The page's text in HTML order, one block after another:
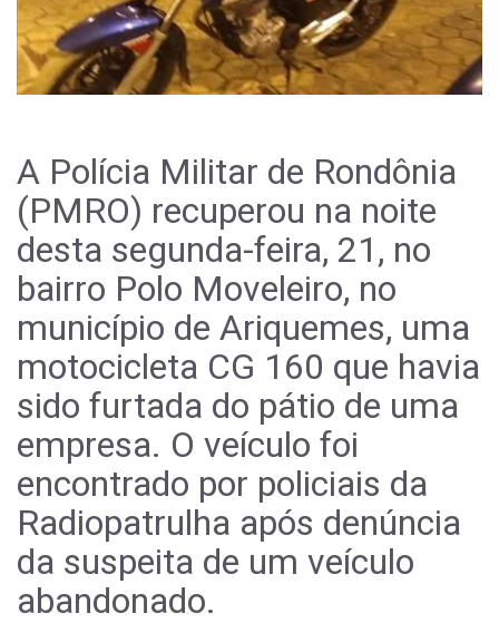
A Polícia Militar de Rondônia
(PMRO) recuperou na noite
desta segunda-feira, 21, no
bairro Polo Moveleiro, no
município de Ariquemes, uma
motocicleta CG 160 que havia
sido furtada do pátio de uma
empresa. O veículo foi
encontrado por policiais da
Radiopatrulha após denúncia
da suspeita de um veículo
abandonado.